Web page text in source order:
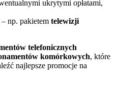
ukrytymi opłatami,
np. pakietem telewizji
telefonicznych
komórkowych, które
najlepsze promocje na